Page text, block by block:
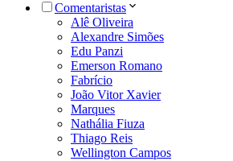
Comentaristas
Alê Oliveira
Alexandre Simões
Edu Panzi
Emerson Romano
Fabrício
João Vitor Xavier
Marques
Nathália Fiuza
Thiago Reis
Wellington Campos